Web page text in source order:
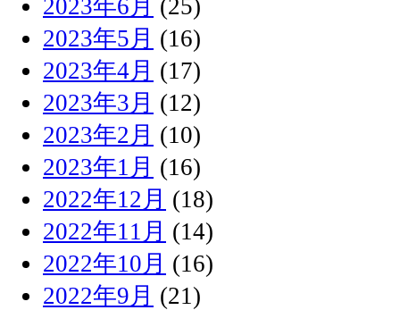
2023年6月 (25)
2023年5月 (16)
2023年4月 (17)
2023年3月 (12)
2023年2月 (10)
2023年1月 (16)
2022年12月 (18)
2022年11月 (14)
2022年10月 (16)
2022年9月 (21)